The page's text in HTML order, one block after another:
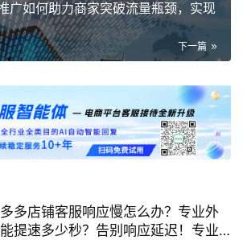
广如何助力商家突破流量瓶颈，实现
下一篇
多店铺客服响应慢怎么办？专业外
提速多少秒？告别响应延迟！专业